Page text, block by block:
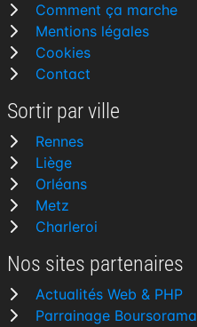
Comment ça marche
Mentions légales
Cookies
Contact
Sortir par ville
Rennes
Liège
Orléans
Metz
Charleroi
Nos sites partenaires
Actualités Web & PHP
Parrainage Boursorama